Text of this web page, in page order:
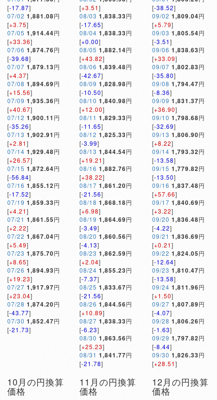
[-17.87]
07/02 1,881.08円
[+3.75]
07/05 1,914.44円
[+33.36]
07/06 1,874.76円
[-39.68]
07/07 1,879.13円
[+4.37]
07/08 1,894.69円
[+15.56]
07/09 1,935.36円
[+40.67]
07/12 1,900.11 円
[-35.26]
07/13 1,902.91 円
[+2.81]
07/14 1,929.48円
[+26.57]
07/15 1,872.64円
[-56.84]
07/16 1,855.12円
[-17.52]
07/19 1,859.33円
[+4.21]
07/21 1,861.55円
[+2.22]
07/22 1,867.04円
[+5.49]
07/23 1,875.70円
[+8.65]
07/26 1,894.93円
[+19.23]
07/27 1,917.97円
[+23.04]
07/28 1,874.20円
[-43.77]
07/30 1,852.47円
[-21.73]
[+3.51]
08/03 1,838.33円
[-17.65]
08/04 1,838.33円
[+0.00]
08/05 1,882.14円
[+43.82]
08/06 1,839.48円
[-42.67]
08/09 1,828.98円
[-10.50]
08/10 1,840.98円
[+12.00]
08/11 1,829.33円
[-11.65]
08/12 1,825.33円
[-3.99]
08/13 1,844.54円
[+19.21]
08/16 1,882.76円
[+38.22]
08/17 1,861.20円
[-21.56]
08/18 1,868.18円
[+6.98]
08/19 1,864.69円
[-3.49]
08/20 1,860.56円
[-4.13]
08/23 1,862.59円
[+2.04]
08/24 1,855.23円
[-7.37]
08/25 1,833.67円
[-21.56]
08/26 1,844.56円
[+10.89]
08/27 1,838.33円
[-6.23]
08/30 1,863.56円
[+25.23]
08/31 1,841.77円
[-21.78]
[-38.52]
09/02 1,809.04円
[+5.79]
09/03 1,805.54円
[-3.51]
09/06 1,838.63円
[+33.09]
09/07 1,802.83円
[-35.80]
09/08 1,794.47円
[-8.36]
09/09 1,831.37円
[+36.90]
09/10 1,798.68円
[-32.69]
09/13 1,806.90円
[+8.22]
09/14 1,793.32円
[-13.58]
09/15 1,779.82円
[-13.50]
09/16 1,837.48円
[+57.66]
09/17 1,840.69円
[+3.22]
09/20 1,836.48円
[-4.22]
09/21 1,836.69円
[+0.21]
09/22 1,824.05円
[-12.64]
09/23 1,810.47円
[-13.58]
09/24 1,811.96円
[+1.50]
09/27 1,807.89円
[-4.07]
09/28 1,806.26円
[-1.63]
09/29 1,797.82円
[-8.44]
09/30 1,826.33円
[+28.51]
10月の円換算
価格
11月の円換算
価格
12月の円換算
価格